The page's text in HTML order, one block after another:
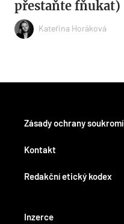
přestaňte fňukat)
Kateřina Horáková
Kontakt
Redakční etický kodex
Inzerce
Zásady ochrany soukromí